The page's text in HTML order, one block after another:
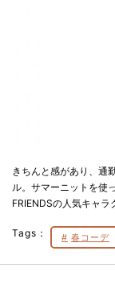
きちんと感があり、通
ル。サマーニットを使
FRIENDSの人気キャ
Tags： 春コーデ